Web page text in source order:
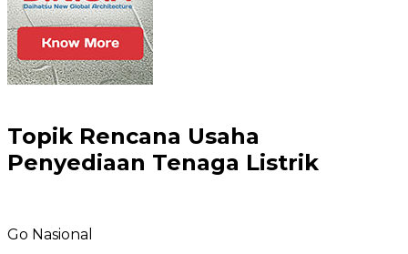
Topik Rencana Usaha
Penyediaan Tenaga Listrik
Go Nasional